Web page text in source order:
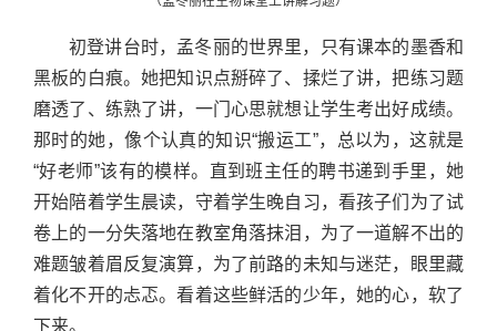
初登讲台时，孟冬丽的世界里，只有课本的墨香和
黑板的白痕。她把知识点掰碎了、揉烂了讲，把练习题
磨透了、练熟了讲，一门心思就想让学生考出好成绩。
那时的她，像个认真的知识“搬运工”，总以为，这就是
“好老师”该有的模样。直到班主任的聘书递到手里，她
开始陪着学生晨读，守着学生晚自习，看孩子们为了试
卷上的一分失落地在教室角落抹泪，为了一道解不出的
难题皱着眉反复演算，为了前路的未知与迷茫，眼里藏
着化不开的忐忑。看着这些鲜活的少年，她的心，软了
下来。